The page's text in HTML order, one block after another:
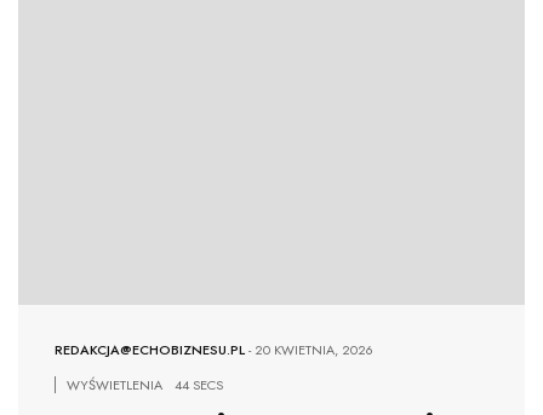
REDAKCJA@ECHOBIZNESU.PL-20 KWIETNIA, 2026
WYŚWIETLENIA
44 SECS